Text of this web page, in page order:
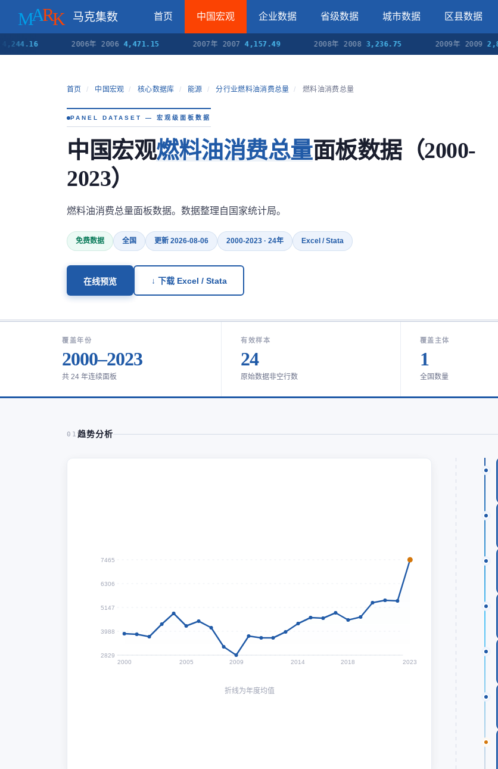
马克集数 首页 中国宏观 企业数据 省级数据 城市数据 区县数据
2006年 2006 4,471.15 2007年 2007 4,157.49 2008年 2008 3,236.75 2009年 2009 2,828.80
首页 / 中国宏观 / 核心数据库 / 能源 / 分行业燃料油消费总量 / 燃料油消费总量
PANEL DATASET — 宏观级面板数据
中国宏观燃料油消费总量面板数据（2000-
2023）
燃料油消费总量面板数据。数据整理自国家统计局。
免费数据 全国 更新 2026-08-06 2000-2023 · 24年 Excel / Stata
在线预览 ↓ 下载 Excel / Stata
覆盖年份
2000–2023
共 24 年连续面板
有效样本
24
原始数据非空行数
覆盖主体
1
全国数量
01 趋势分析
7465
6306
5147
3988
2829
2000
2005 2009 2014 2018 2023
折线为年度均值